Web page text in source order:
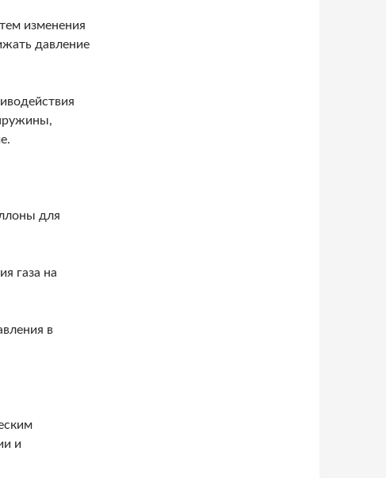
изменения
давление
для
газа на
в
и